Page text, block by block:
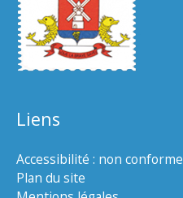
Liens
Accessibilité : non conforme
Plan du site